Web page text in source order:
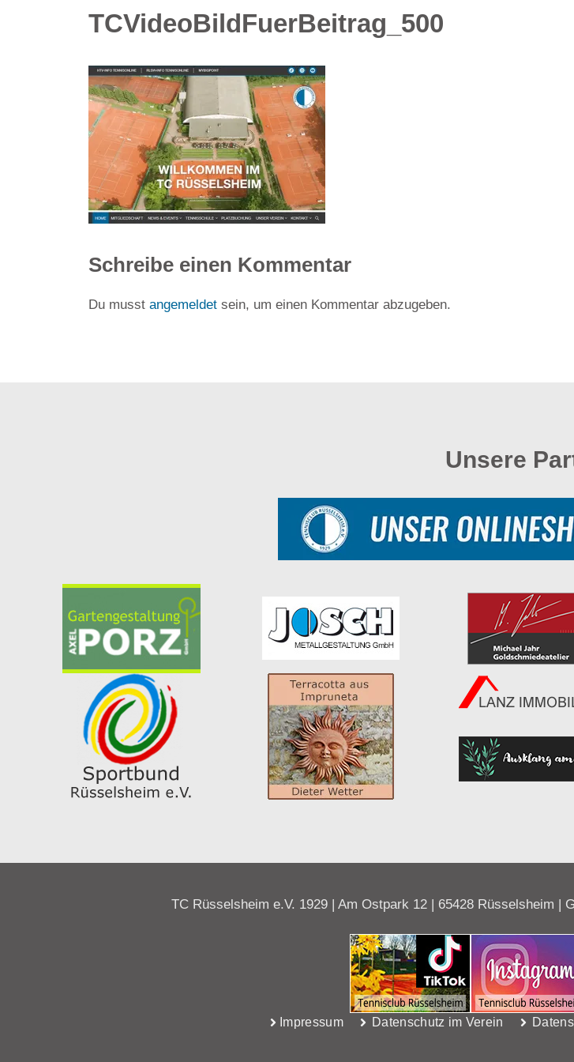
TCVideoBildFuerBeitrag_500
Schreibe einen Kommentar
Du musst angemeldet sein, um einen Kommentar abzugeben.
Unsere
TC Rüsselsheim e.V. 1929 | Am Ostpark 12 | 65428 Rüsselsheim |
Impressum Datenschutz im Verein